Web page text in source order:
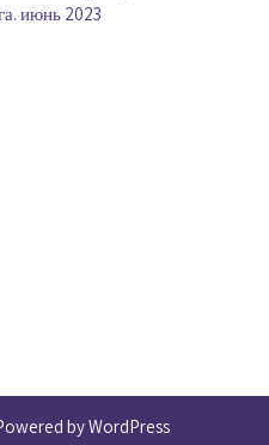
июнь 2023
by WordPress